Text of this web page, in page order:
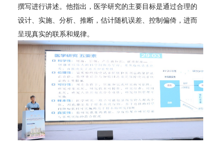
撰写进行讲述。他指出，医学研究的主要目标是通过合理的
设计、实施、分析、推断，估计随机误差、控制偏倚，进而
呈现真实的联系和规律。